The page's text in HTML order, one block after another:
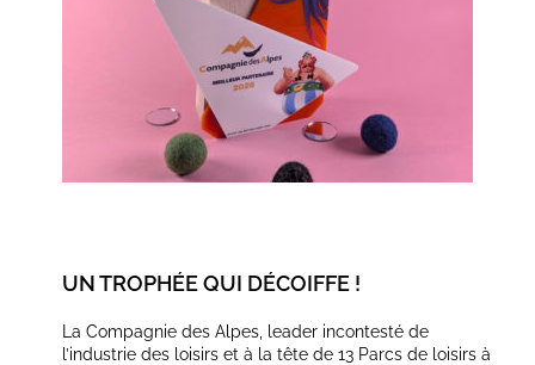
UN TROPHÉE QUI DÉCOIFFE !
La Compagnie des Alpes, leader incontesté de
l’industrie des loisirs et à la tête de 13 Parcs de loisirs à